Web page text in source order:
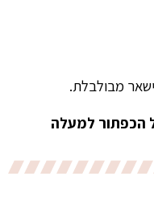
מבולבלת.
למעלה